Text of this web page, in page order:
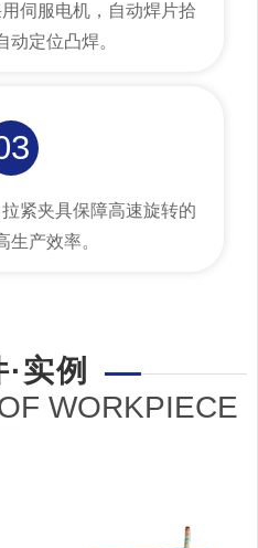
伺服电机，自动焊片拾
动定位凸焊。
紧夹具保障高速旋转的
生产效率。
实例
WORKPIECE